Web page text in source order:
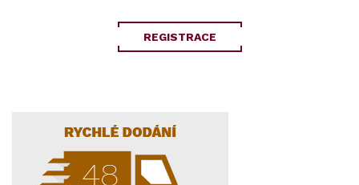
REGISTRACE